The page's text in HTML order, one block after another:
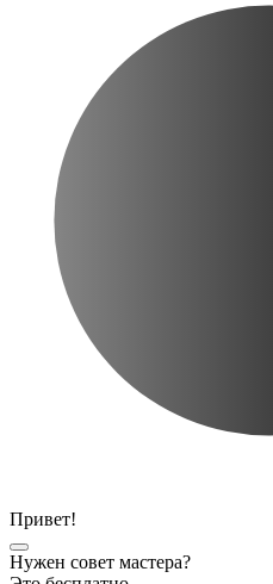
Привет!
Нужен совет мастера?